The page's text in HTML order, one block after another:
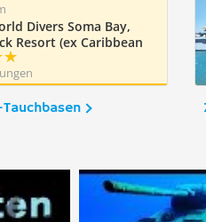
Divers Soma Bay,
Resort (ex Caribbean